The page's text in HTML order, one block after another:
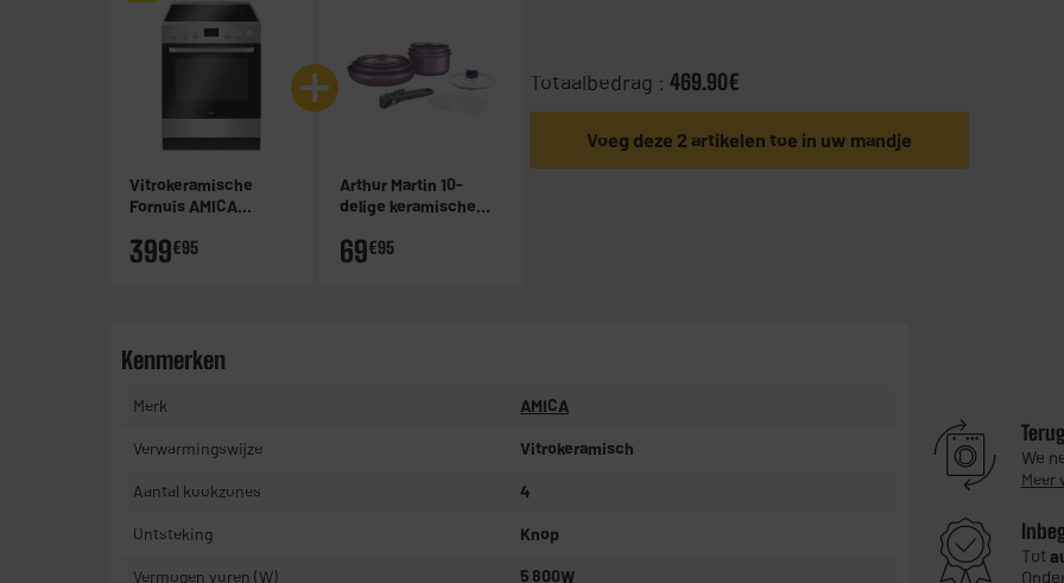
Vitrokeramische
Fornuis AMICA
399€95
Arthur Martin 10-
delige keramische
69€95
Totaalbedrag : 469.90€
Voeg deze 2 artikelen toe in uw mandje
We
Meer
Tot
Kenmerken
Merk AMICA
Verwarmingswijze Vitrokeramisch
Aantal kookzones 4
Ontsteking Knop
Vermogen vuren (W) 5 800W